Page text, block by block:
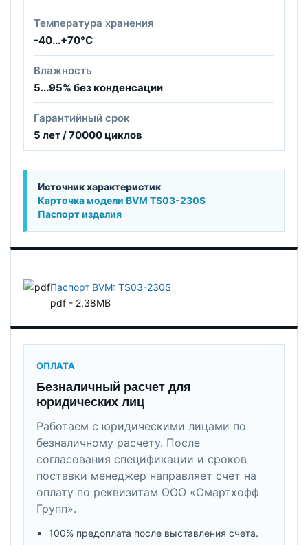
Температура хранения
-40...+70°С
Влажность
5...95% без конденсации
Гарантийный срок
5 лет / 70000 циклов
Источник характеристик
Карточка модели BVM TS03-230S
Паспорт изделия
Паспорт BVM: TS03-230S
pdf - 2,38MB
ОПЛАТА
Безналичный расчет для
юридических лиц
Работаем с юридическими лицами по
безналичному расчету. После
согласования спецификации и сроков
поставки менеджер направляет счет на
оплату по реквизитам ООО «Смартхофф
Групп».
100% предоплата после выставления счета.